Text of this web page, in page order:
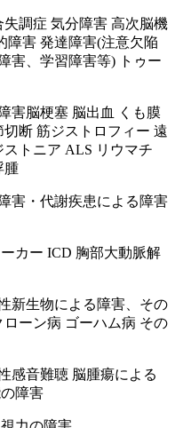
失調症 気分障害 高次脳機
障害 発達障害(注意欠陥
害、学習障害等) トゥー
害脳梗塞 脳出血 くも膜
断 筋ジストロフィー 遠
トニア ALS リウマチ
腫
害・代謝疾患による障害
カー ICD 胸部大動脈解
新生物による障害、その
ローン病 ゴーハム病 その
感音難聴 脳腫瘍による
障害